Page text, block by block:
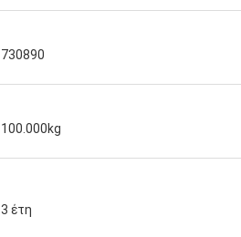
730890
100.000kg
3 έτη